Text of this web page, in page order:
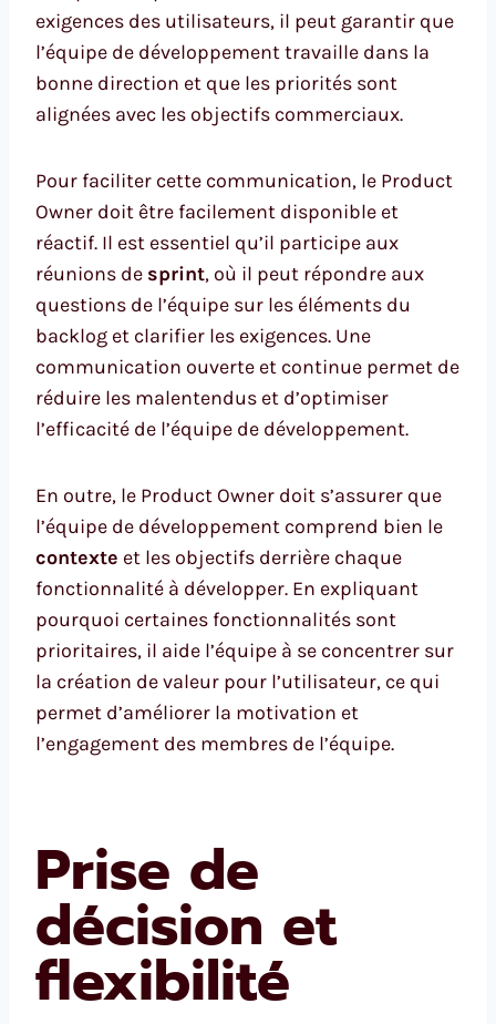
exigences des utilisateurs, il peut garantir que
l’équipe de développement travaille dans la
bonne direction et que les priorités sont
alignées avec les objectifs commerciaux.
Pour faciliter cette communication, le Product
Owner doit être facilement disponible et
réactif. Il est essentiel qu’il participe aux
réunions de sprint, où il peut répondre aux
questions de l’équipe sur les éléments du
backlog et clarifier les exigences. Une
communication ouverte et continue permet de
réduire les malentendus et d’optimiser
l’efficacité de l’équipe de développement.
En outre, le Product Owner doit s’assurer que
l’équipe de développement comprend bien le
contexte et les objectifs derrière chaque
fonctionnalité à développer. En expliquant
pourquoi certaines fonctionnalités sont
prioritaires, il aide l’équipe à se concentrer sur
la création de valeur pour l’utilisateur, ce qui
permet d’améliorer la motivation et
l’engagement des membres de l’équipe.
Prise de
décision et
flexibilité